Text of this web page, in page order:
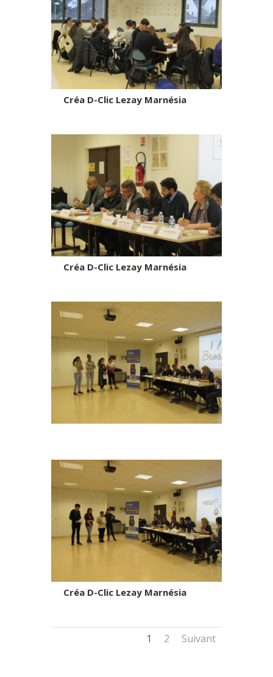
Créa D-Clic Lezay Marnésia
Créa D-Clic Lezay Marnésia
Créa D-Clic Lezay Marnésia
1 2 Suivant